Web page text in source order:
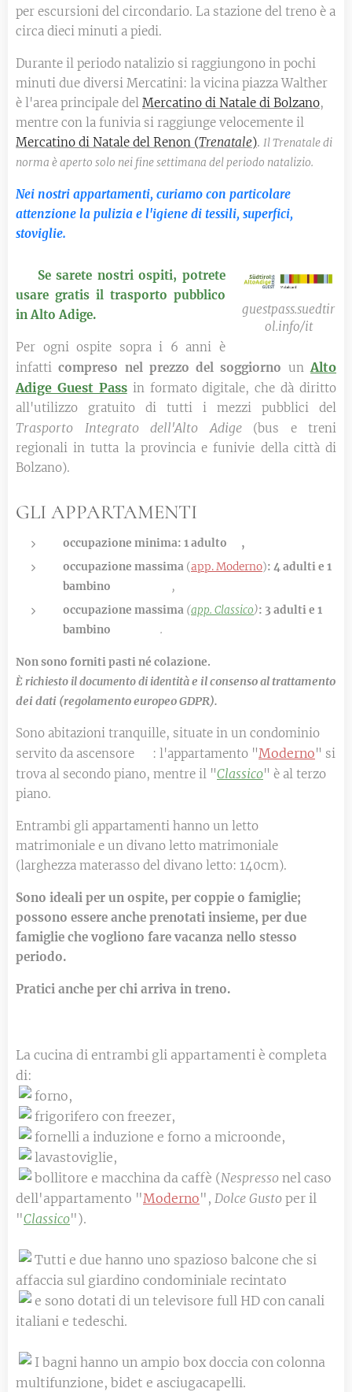
per escursioni del circondario. La stazione del treno è a
circa dieci minuti a piedi.
Durante il periodo natalizio si raggiungono in pochi
minuti due diversi Mercatini: la vicina piazza Walther
è l'area principale del Mercatino di Natale di Bolzano,
mentre con la funivia si raggiunge velocemente il
Mercatino di Natale del Renon (Trenatale). Il Trenatale di
norma è aperto solo nei fine settimana del periodo natalizio.
Nei nostri appartamenti, curiamo con particolare
attenzione la pulizia e l'igiene di tessili, superfici,
stoviglie.
guestpass.suedtir
ol.info/it
Se sarete nostri ospiti, potrete
usare gratis il trasporto pubblico
in Alto Adige.
Per ogni ospite sopra i 6 anni è
infatticompreso nel prezzo del soggiorno unAlto
Adige Guest Pass in formato digitale, che dà diritto
all'utilizzo gratuito di tutti i mezzi pubblici del
Trasporto Integrato dell'Alto Adige(bus e treni
regionali in tutta la provincia e funivie della città di
Bolzano).
GLI APPARTAMENTI
occupazione minima: 1 adulto
,
occupazione massima (app. Moderno): 4 adulti e 1
bambino
,
occupazione massima (app. Classico): 3 adulti e 1
bambino
.
Non sono forniti pasti né colazione.
È richiesto il documento di identità e ilconsenso al trattamento
dei dati (regolamento europeo GDPR).
Sono abitazioni tranquille, situate in un condominio
servito da ascensore 🛗: l'appartamento "Moderno" si
trova al secondo piano, mentre il "Classico" è al terzo
piano.
Entrambi gli appartamenti hanno un letto
matrimoniale e un divano letto matrimoniale
(larghezza materasso del divano letto: 140cm).
Sono ideali per un ospite, per coppie o famiglie;
possono essere anche prenotati insieme, per due
famiglie che vogliono fare vacanza nello stesso
periodo.
Pratici anche per chi arriva in treno.
La cucina di entrambi gli appartamenti è completa
di:
forno,
frigorifero con freezer,
fornelli a induzione e forno a microonde,
lavastoviglie,
bollitore e macchina da caffè (Nespresso nel caso
dell'appartamento "Moderno", Dolce Gusto per il
"Classico").
Tutti e due hanno uno spazioso balcone che si
affaccia sul giardino condominiale recintato
e sono dotati di un televisore full HD con canali
italiani e tedeschi.
I bagni hanno un ampio box doccia con colonna
multifunzione, bidet e asciugacapelli.